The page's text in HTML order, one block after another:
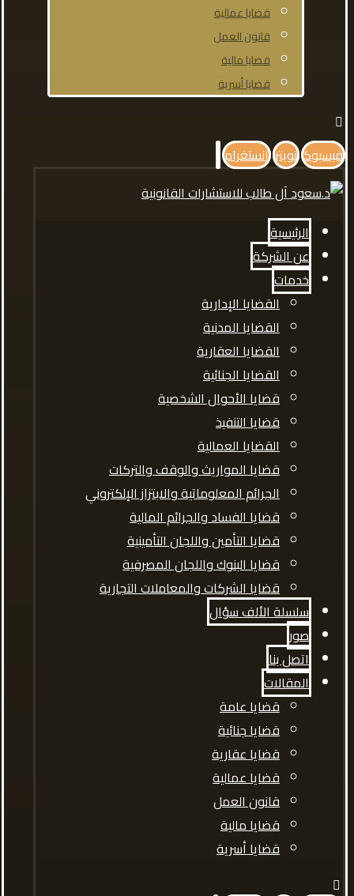
قضايا عمالية
قانون العمل
قضايا مالية
قضايا أسرية
فيسبوك تويتر انستغرام
الرئيسية
عن الشركة
خدمات
القضايا الإدارية
القضايا المدنية
القضايا العقارية
القضايا الجنائية
قضايا الأحوال الشخصية
قضايا التنفيذ
القضايا العمالية
قضايا المواريث والوقف والتركات
الجرائم المعلوماتية والابتزاز الإلكتروني
قضايا الفساد والجرائم المالية
قضايا التأمين واللجان التأمينية
قضايا البنوك واللجان المصرفية
قضايا الشركات والمعاملات التجارية
سلسلة الألف سؤال
صور
اتصل بنا
المقالات
قضايا عامة
قضايا جنائية
قضايا عقارية
قضايا عمالية
قانون العمل
قضايا مالية
قضايا أسرية